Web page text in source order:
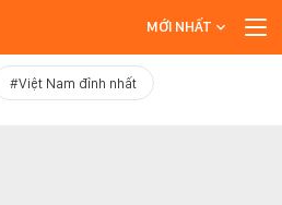
MỚI NHẤT
#Việt Nam đỉnh nhất